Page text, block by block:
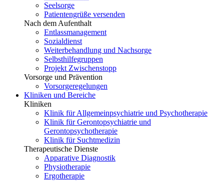
Seelsorge
Patientengrüße versenden
Nach dem Aufenthalt
Entlassmanagement
Sozialdienst
Weiterbehandlung und Nachsorge
Selbsthilfegruppen
Projekt Zwischenstopp
Vorsorge und Prävention
Vorsorgeregelungen
Kliniken und Bereiche
Kliniken
Klinik für Allgemeinpsychiatrie und Psychotherapie
Klinik für Gerontopsychiatrie und
Gerontopsychotherapie
Klinik für Suchtmedizin
Therapeutische Dienste
Apparative Diagnostik
Physiotherapie
Ergotherapie